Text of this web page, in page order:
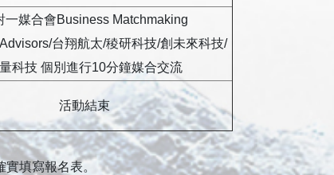
一媒合會Business Matchmaking
台翔航太/稜研科技/創未來科技/
科技 個別進行10分鐘媒合交流
活動結束
填寫報名表。